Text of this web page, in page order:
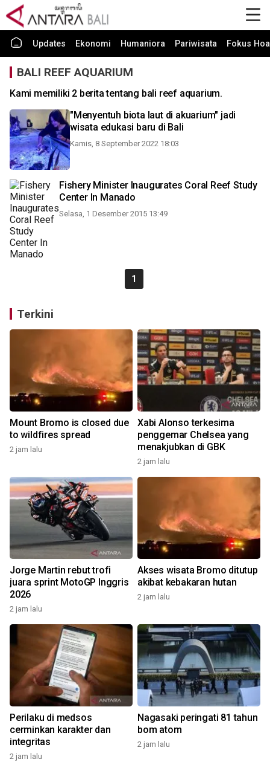
Updates Ekonomi Humaniora Pariwisata Fokus
BALI REEF AQUARIUM
Kami memiliki 2 berita tentang bali reef aquarium.
"Menyentuh biota laut di akuarium" jadi
wisata edukasi baru di Bali
Kamis, 8 September 2022 18:03
Fishery Minister Inaugurates Coral Reef Study
Center In Manado
Selasa, 1 Desember 2015 13:49
1
Terkini
Mount Bromo is closed due
to wildfires spread
2 jam lalu
Xabi Alonso terkesima
penggemar Chelsea yang
menakjubkan di GBK
2 jam lalu
Jorge Martin rebut trofi
juara sprint MotoGP Inggris
2026
2 jam lalu
Akses wisata Bromo ditutup
akibat kebakaran hutan
2 jam lalu
Perilaku di medsos
cerminkan karakter dan
integritas
2 jam lalu
Nagasaki peringati 81 tahun
bom atom
2 jam lalu